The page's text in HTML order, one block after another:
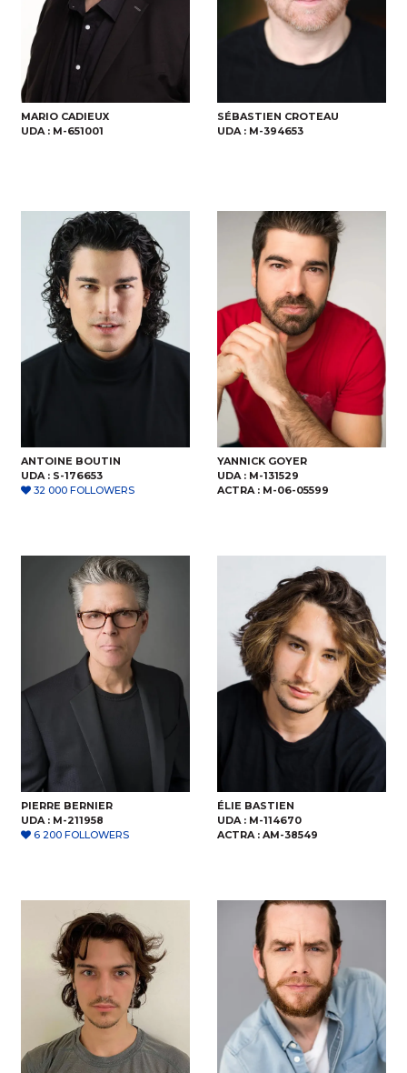
MARIO CADIEUX
UDA : M-651001
SÉBASTIEN CROTEAU
UDA : M-394653
ANTOINE BOUTIN
UDA : S-176653
32 000 FOLLOWERS
YANNICK GOYER
UDA : M-131529
ACTRA : M-06-05599
PIERRE BERNIER
UDA : M-211958
6 200 FOLLOWERS
ÉLIE BASTIEN
UDA : M-114670
ACTRA : AM-38549